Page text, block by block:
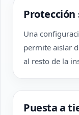
Una
permite aislar
al resto de la
Puesta a